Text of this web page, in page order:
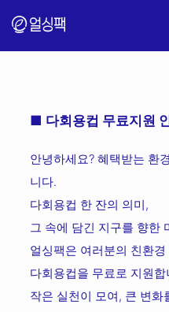
■ 다회용컵 무료지원
안녕하세요? 혜택받는 환
니다.
다회용컵 한 잔의 의미,
그 속에 담긴 지구를 향한
얼싱팩은 여러분의 친환
다회용컵을 무료로 지원합
작은 실천이 모여, 큰 변화